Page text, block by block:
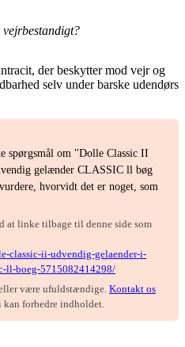
der beskytter mod vejr og
selv under barske udendørs
spørgsmål om "Dolle Classic II
gelænder CLASSIC ll bøg
hvorvidt det er noget, som
at linke tilbage til denne side som
classic-ii-udvendig-gelaender-i-
ll-boeg-5715082414298/
være ufuldstændige. Kontakt os
kan forbedre indholdet.